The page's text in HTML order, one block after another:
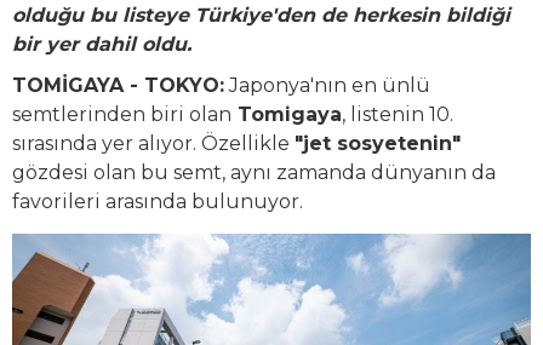
olduğu bu listeye Türkiye'den de herkesin bildiği
bir yer dahil oldu.
TOMİGAYA - TOKYO:Japonya'nın en ünlü
semtlerinden biri olan Tomigaya, listenin 10.
sırasında yer alıyor. Özellikle "jet sosyetenin"
gözdesi olan bu semt, aynı zamanda dünyanın da
favorileri arasında bulunuyor.